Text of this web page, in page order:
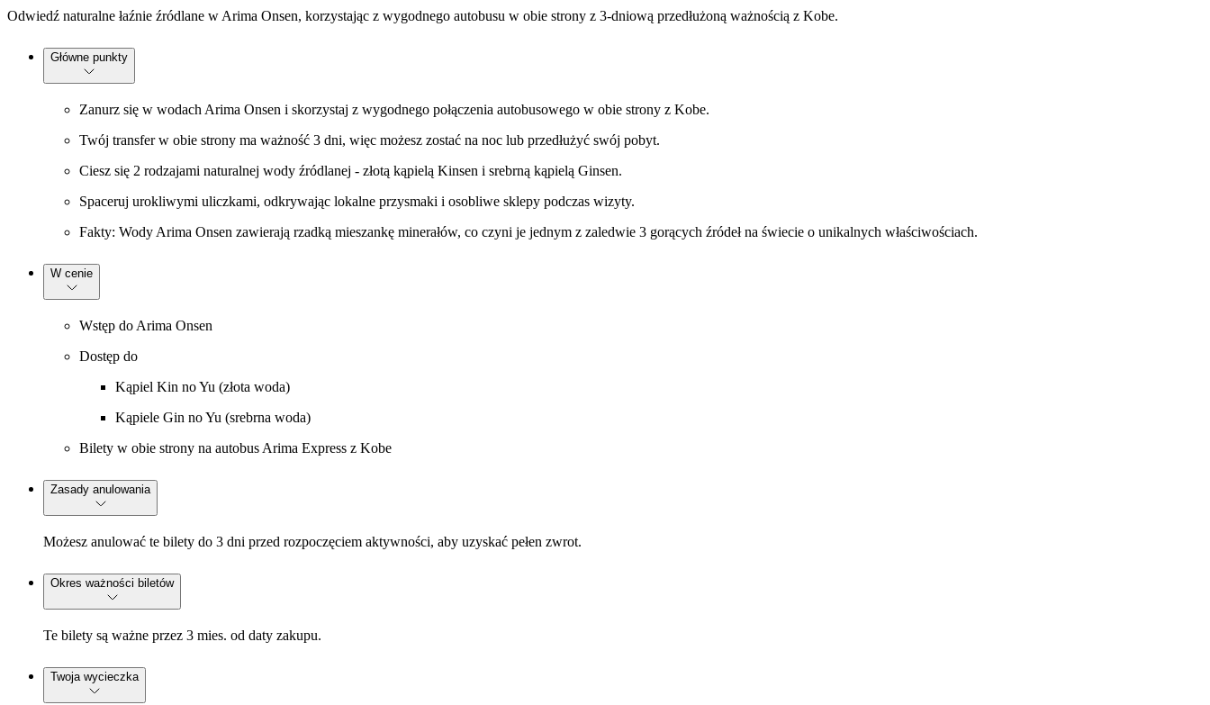
Odwiedź naturalne łaźnie źródlane w Arima Onsen, korzystając z wygodnego autobusu w obie strony z 3-dniową przedłużoną ważnością z Kobe.
Główne punkty
Zanurz się w wodach Arima Onsen i skorzystaj z wygodnego połączenia autobusowego w obie strony z Kobe.
Twój transfer w obie strony ma ważność 3 dni, więc możesz zostać na noc lub przedłużyć swój pobyt.
Ciesz się 2 rodzajami naturalnej wody źródlanej - złotą kąpielą Kinsen i srebrną kąpielą Ginsen.
Spaceruj urokliwymi uliczkami, odkrywając lokalne przysmaki i osobliwe sklepy podczas wizyty.
Fakty: Wody Arima Onsen zawierają rzadką mieszankę minerałów, co czyni je jednym z zaledwie 3 gorących źródeł na świecie o unikalnych właściwościach.
W cenie
Wstęp do Arima Onsen
Dostęp do
Kąpiel Kin no Yu (złota woda)
Kąpiele Gin no Yu (srebrna woda)
Bilety w obie strony na autobus Arima Express z Kobe
Zasady anulowania
Możesz anulować te bilety do 3 dni przed rozpoczęciem aktywności, aby uzyskać pełen zwrot.
Okres ważności biletów
Te bilety są ważne przez 3 mies. od daty zakupu.
Twoja wycieczka